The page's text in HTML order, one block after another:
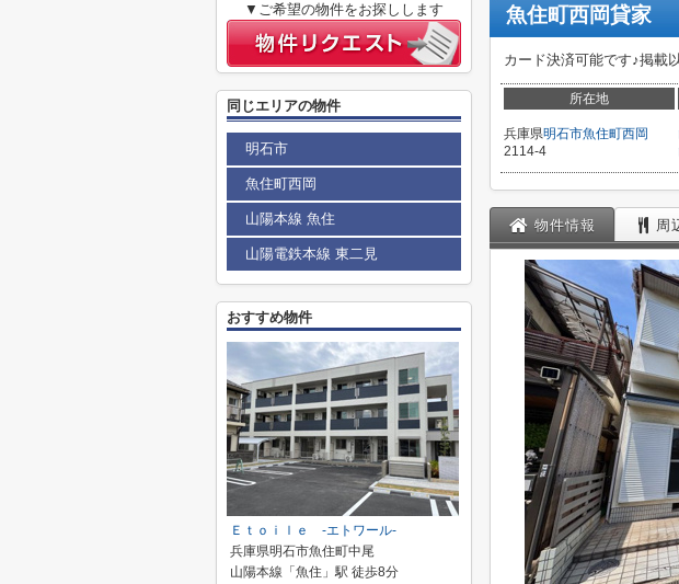
魚住町西岡貸家
カード決済可能です♪掲載
所在地
兵庫県明石市魚住町西岡
2114-4
物件情報 周
▼ご希望の物件をお探しします
同じエリアの物件
明石市
魚住町西岡
山陽本線 魚住
山陽電鉄本線 東二見
おすすめ物件
Ｅｔｏｉｌｅ -エトワール-
兵庫県明石市魚住町中尾
山陽本線「魚住」駅 徒歩8分